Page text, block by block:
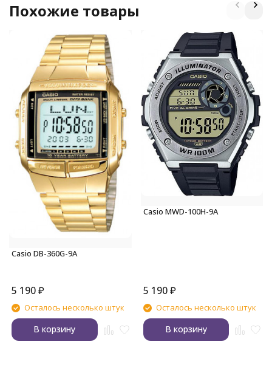
Похожие товары
Casio DB-360G-9A
5 190₽
Осталось несколько штук
В корзину
Casio MWD-100H-9A
5 190 ₽
Осталось несколько штук
В корзину